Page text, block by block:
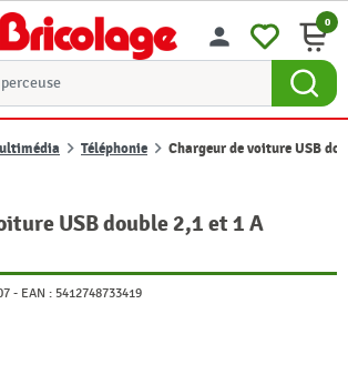
person 0
Téléphonie Chargeur de voiture USB
USB double 2,1 et 1 A
- EAN : 5412748733419